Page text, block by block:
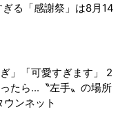
る「感謝祭」は8月14
」「可愛すぎます」 2
たら...〝左手〟の場所
ンネット